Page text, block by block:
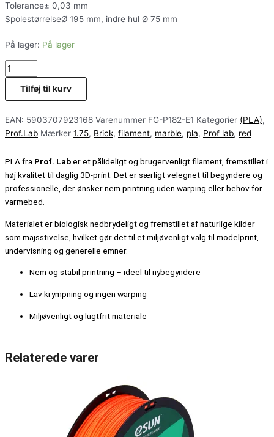
Tolerance± 0,03 mm
SpolestørrelseØ 195 mm, indre hul Ø 75 mm
På lager: På lager
Tilføj til kurv
EAN: 5903707923168 Varenummer FG-P182-E1 Kategorier (PLA),
Prof.Lab Mærker 1.75, Brick, filament, marble, pla, Prof lab, red
PLA fra Prof. Laber et pålideligt og brugervenligt filament, fremstillet i
høj kvalitet til daglig 3D-print. Det er særligt velegnet til begyndere og
professionelle, der ønsker nem printning uden warping eller behov for
varmebed.
Materialet er biologisk nedbrydeligt og fremstillet af naturlige kilder
som majsstivelse, hvilket gør det til et miljøvenligt valg til modelprint,
undervisning og generelle emner.
Nem og stabil printning – ideel til nybegyndere
Lav krympning og ingen warping
Miljøvenligt og lugtfrit materiale
Relaterede varer